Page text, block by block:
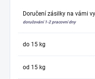
Doručení zásilky na vámi
doručování 1-2 pracovní dny
do 15 kg
od 15 kg